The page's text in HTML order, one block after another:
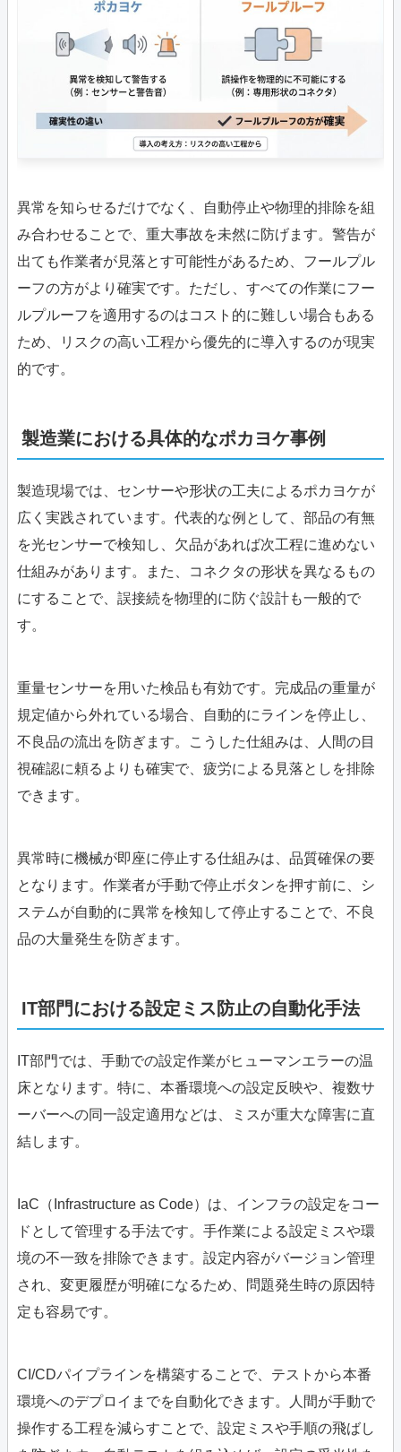
異常を知らせるだけでなく、自動停止や物理的排除を組
み合わせることで、重大事故を未然に防げます。警告が
出ても作業者が見落とす可能性があるため、フールプル
ーフの方がより確実です。ただし、すべての作業にフー
ルプルーフを適用するのはコスト的に難しい場合もある
ため、リスクの高い工程から優先的に導入するのが現実
的です。
製造業における具体的なポカヨケ事例
製造現場では、センサーや形状の工夫によるポカヨケが
広く実践されています。代表的な例として、部品の有無
を光センサーで検知し、欠品があれば次工程に進めない
仕組みがあります。また、コネクタの形状を異なるもの
にすることで、誤接続を物理的に防ぐ設計も一般的で
す。
重量センサーを用いた検品も有効です。完成品の重量が
規定値から外れている場合、自動的にラインを停止し、
不良品の流出を防ぎます。こうした仕組みは、人間の目
視確認に頼るよりも確実で、疲労による見落としを排除
できます。
異常時に機械が即座に停止する仕組みは、品質確保の要
となります。作業者が手動で停止ボタンを押す前に、シ
ステムが自動的に異常を検知して停止することで、不良
品の大量発生を防ぎます。
IT部門における設定ミス防止の自動化手法
IT部門では、手動での設定作業がヒューマンエラーの温
床となります。特に、本番環境への設定反映や、複数サ
ーバーへの同一設定適用などは、ミスが重大な障害に直
結します。
IaC（Infrastructure as Code）は、インフラの設定をコー
ドとして管理する手法です。手作業による設定ミスや環
境の不一致を排除できます。設定内容がバージョン管理
され、変更履歴が明確になるため、問題発生時の原因特
定も容易です。
CI/CDパイプラインを構築することで、テストから本番
環境へのデプロイまでを自動化できます。人間が手動で
操作する工程を減らすことで、設定ミスや手順の飛ばし